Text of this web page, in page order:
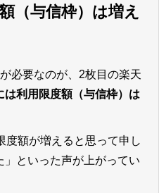
（与信枠）は増え
必要なのが、2枚目の楽天
は利用限度額（与信枠）は
度額が増えると思って申し
といった声が上がってい